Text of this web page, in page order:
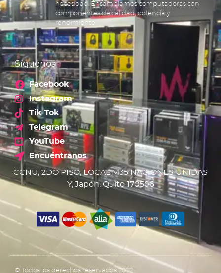
necesidad. Ensamblamos computadoras con
componentes de calidad, potencia y
rendimiento.
Síguenos
Facebook
Instagram
Tik Tok
Telegram
YouTube
Encuéntranos
CCNU, 2DO PISO, LOCAL M35 NACIONES UNIDAS
Y, Japón, Quito 170506
© Todos los derechos reservados 2022